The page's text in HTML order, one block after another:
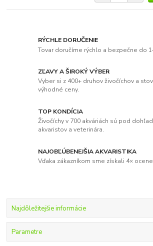
RÝCHLE DORUČENIE
Tovar doručíme rýchlo a bezpečne do
ZĽAVY A ŠIROKÝ VÝBER
Vyber si z 400+ druhov živočíchov a
výhodné ceny.
TOP KONDÍCIA
Živočíchy v 700 akváriách sú pod
akvaristov a veterinára.
NAJOBĽÚBENEJŠIA AKVARISTIKA
Vďaka zákazníkom sme získali 4×
Najdôležitejšie informácie
Parametre